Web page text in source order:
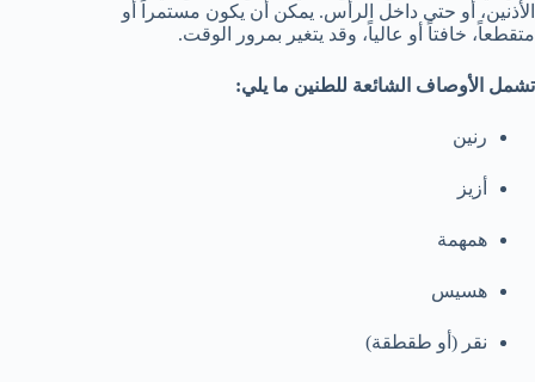
الأذنين، أو حتى داخل الرأس. يمكن أن يكون مستمراً أو
متقطعاً، خافتاً أو عالياً، وقد يتغير بمرور الوقت.
تشمل الأوصاف الشائعة للطنين ما يلي:
رنين
أزيز
همهمة
هسيس
نقر (أو طقطقة)